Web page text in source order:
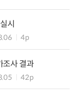
시
4p
조사 결과
42p